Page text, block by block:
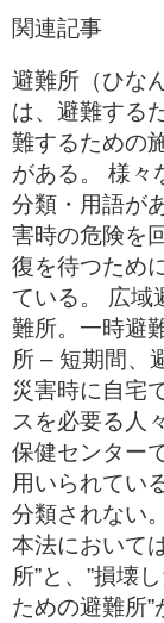
関連記事
避難所（ひな
は、避難する
難するための
がある。 様々
分類・用語が
害時の危険を
復を待つため
ている。 広域
難所。一時避
所 – 短期間、
災害時に自宅
スを必要る人
保健センター
用いられてい
分類されない
本法において
所”と、”損壊
ための避難所